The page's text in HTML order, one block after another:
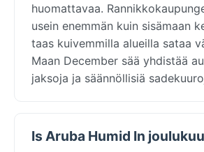
huomattavaa.
usein enemmän kuin sisämaan
taas kuivemmilla alueilla sataa
Maan December sää yhdistää
jaksoja ja säännöllisiä
Is Aruba Humid In